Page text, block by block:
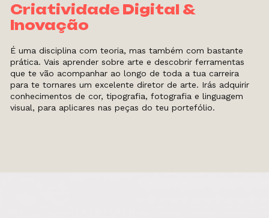
Criatividade Digital &
Inovação
É uma disciplina com teoria, mas também com bastante
prática. Vais aprender sobre arte e descobrir ferramentas
que te vão acompanhar ao longo de toda a tua carreira
para te tornares um excelente diretor de arte. Irás adquirir
conhecimentos de cor, tipografia, fotografia e linguagem
visual, para aplicares nas peças do teu portefólio.